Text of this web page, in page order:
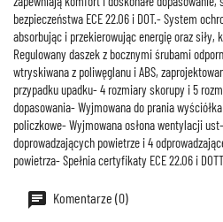
bezpieczeństwa ECE 22.06 i DOT.- System
absorbując i przekierowując energię oraz
Regulowany daszek z bocznymi śrubami
wtryskiwana z poliwęglanu i ABS,
przypadku upadku- 4 rozmiary skorupy i 5
dopasowania- Wyjmowana do prania
policzkowe- Wyjmowana osłona wentylacji
doprowadzających powietrze i 4
powietrza- Spełnia certyfikaty ECE 22.06 i
Komentarze (0)